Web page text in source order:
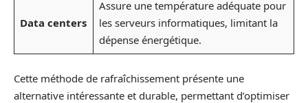
Data centers
Assure une température adéquate pour
les serveurs informatiques, limitant la
dépense énergétique.
Cette méthode de rafraîchissement présente une
alternative intéressante et durable, permettant d’optimiser